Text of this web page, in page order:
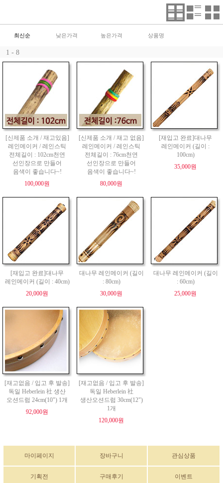
최신순 낮은가격 높은가격 상품명
1 - 8
[신제품 소개 / 재고있음]
레인메이커 / 레인스틱
전체길이 : 102cm천연
선인장으로 만들어
음색이 좋습니다~!
100,000원
[신제품 소개 / 재고 없음]
레인메이커 / 레인스틱
전체길이 : 76cm천연
선인장으로 만들어
음색이 좋습니다~!
80,000원
[재입고 완료]대나무
레인메이커 (길이 :
100cm)
35,000원
[재입고 완료]대나무
레인메이커 (길이 : 40cm)
20,000원
대나무 레인메이커 (길이
: 80cm)
30,000원
대나무 레인메이커 (길이
: 60cm)
25,000원
[재고없음 / 입고 후 발송]
독일 Heberlein 社 생산
오션드럼 24cm(10") 1개
92,000원
[재고없음 / 입고 후 발송]
독일 Heberlein 社
생산오션드럼 30cm(12")
1개
120,000원
마이페이지 장바구니 관심상품
기획전 구매후기 이벤트